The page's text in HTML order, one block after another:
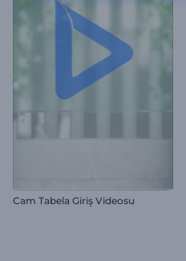
Cam Tabela Giriş Videosu